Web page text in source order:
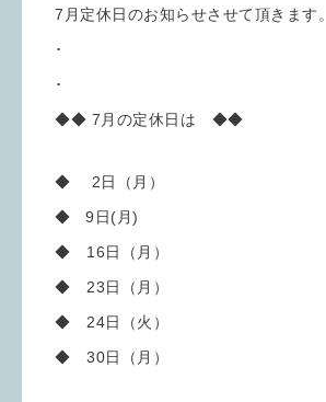
7月定休日のお知らせさせて頂きます。
･
･
◆◆ 7月の定休日は ◆◆
◆ 2日（月）
◆ 9日(月)
◆ 16日（月）
◆ 23日（月）
◆ 24日（火）
◆ 30日（月）